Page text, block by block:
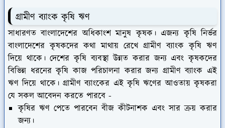
গ্রামীণ ব্যাংক কৃষি ঋণ
সাধারণত বাংলাদেশের অধিকাংশ মানুষ কৃষক। এজন্য কৃষি নির্ভর
বাংলাদেশের কৃষকদের কথা মাথায় রেখে গ্রামীণ ব্যাংক কৃষি ঋণ
দিয়ে থাকে। দেশের কৃষি ব্যবস্থা উন্নত করার জন্য এবং কৃষকদের
বিভিন্ন ধরনের কৃষি কাজ পরিচালনা করার জন্য গ্রামীণ ব্যাংক এই
ঋণ দিয়ে থাকে। গ্রামীণ ব্যাংকের এই কৃষি ঋণের আওতায় কৃষকরা
যে সকল আবেদন করতে পারবে -
কৃষির ঋণ পেতে পারবেন বীজ কীটনাশক এবং সার ক্রয় করার
জন্য।